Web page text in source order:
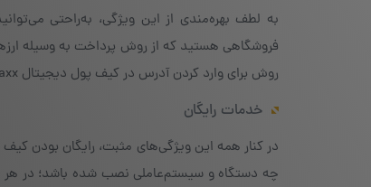
به لطف بهره‌مندی از این ویژگی، به‌راحتی
روش برای وارد کردن آدرس در کیف پول دیجیتال Jaxx باشد.
خدمات رایگان
در کنار همه این ویژگی‌های مثبت، رایگان
چه دستگاه و سیستم‌عاملی نصب شده باشد؛ در